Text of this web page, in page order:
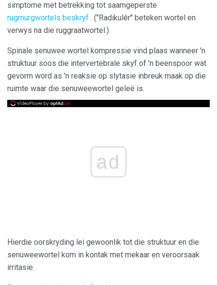
simptome met betrekking tot saamgeperste
rugmurgwortels beskryf . ("Radikulêr" beteken wortel en
verwys na die ruggraatwortel.)
Spinale senuwee wortel kompressie vind plaas wanneer 'n
struktuur soos die intervertebrale skyf of 'n beenspoor wat
gevorm word as 'n reaksie op slytasie inbreuk maak op die
ruimte waar die senuweewortel geleë is.
ad
Hierdie oorskryding lei gewoonlik tot die struktuur en die
senuweewortel kom in kontak met mekaar en veroorsaak
irritasie.